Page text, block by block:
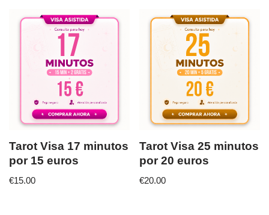
Tarot Visa 17 minutos
por 15 euros
€15.00
Tarot Visa 25 minutos
por 20 euros
€20.00